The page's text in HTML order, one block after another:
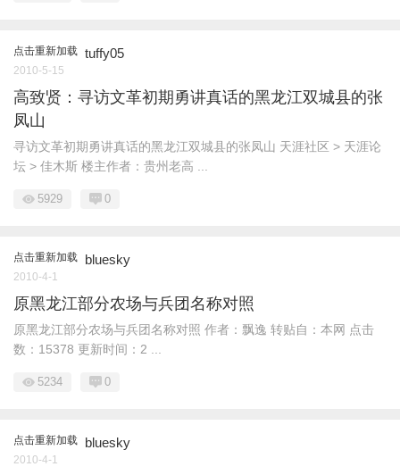
点击重新加载 tuffy05
2010-5-15
高致贤：寻访文革初期勇讲真话的黑龙江双城县的张
凤山
寻访文革初期勇讲真话的黑龙江双城县的张凤山 天涯社区 > 天涯论
坛 > 佳木斯 楼主作者：贵州老高 ...
5929 0
点击重新加载 bluesky
2010-4-1
原黑龙江部分农场与兵团名称对照
原黑龙江部分农场与兵团名称对照 作者：飘逸 转贴自：本网 点击
数：15378 更新时间：2 ...
5234 0
点击重新加载 bluesky
2010-4-1